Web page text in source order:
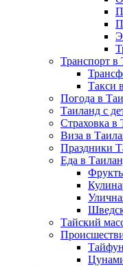
Транспорт в
Такси
Погода в
Таиланд с
Страховка в
Виза в
Праздники
Еда в
Тайский